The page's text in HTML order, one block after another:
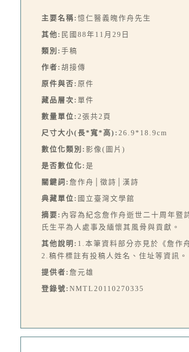
主要名稱: 憶仁醫義魄作舟先生
其他: 民國88年11月29日
類別: 手稿
作者: 胡接傳
原件與否: 原件
藏品層次: 單件
數量單位: 2張共2頁
尺寸大小(長*寬*高): 26.9*18.9cm
數位化類別: 影像(圖片)
是否數位化: 是
關鍵詞: 詹作舟│徵詩│漢詩
典藏單位: 國立臺灣文學館
摘要: 內容為紀念詹作舟逝世二十周年暨
氏生平為人處事及緬懷其風骨與貢獻。
其他說明: 1.本筆資料部分亦見於《詹作
2.稿件標註有投稿人姓名、住址等資訊。
提供者: 詹元雄
登錄號: NMTL20110270335